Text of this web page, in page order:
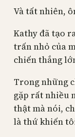
Và tất nhiên,
Kathy đã tạo
trấn nhỏ của
chiến thắng
Trong những
gặp rất nhiều
thật mà nói,
là thứ khiến